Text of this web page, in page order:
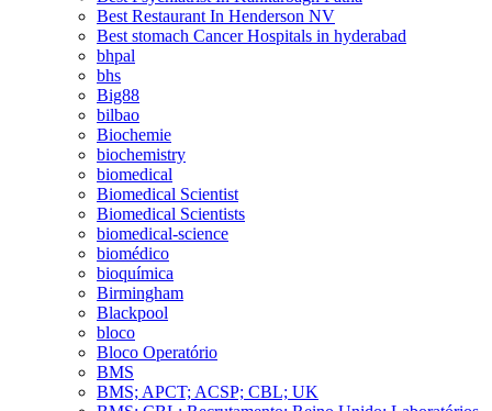
Best Restaurant In Henderson NV
Best stomach Cancer Hospitals in hyderabad
bhpal
bhs
Big88
bilbao
Biochemie
biochemistry
biomedical
Biomedical Scientist
Biomedical Scientists
biomedical-science
biomédico
bioquímica
Birmingham
Blackpool
bloco
Bloco Operatório
BMS
BMS; APCT; ACSP; CBL; UK